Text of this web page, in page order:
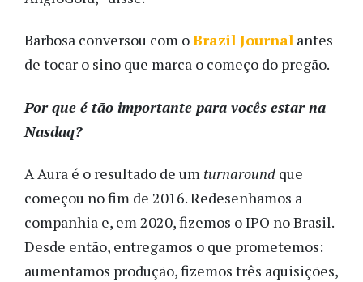
Barbosa conversou com oBrazil Journal antes
de tocar o sino que marca o começo do pregão.
Por que é tão importante para vocês estar na
Nasdaq?
A Aura é o resultado de um turnaround que
começou no fim de 2016. Redesenhamos a
companhia e, em 2020, fizemos o IPO no Brasil.
Desde então, entregamos o que prometemos:
aumentamos produção, fizemos três aquisições,